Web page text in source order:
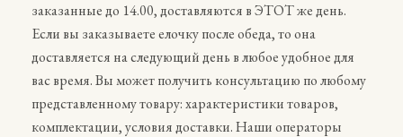
заказанные до 14.00, доставляются в ЭТОТ же день.
Если вы заказываете елочку после обеда, то она
доставляется на следующий день в любое удобное для
вас время. Вы может получить консультацию по любому
представленному товару: характеристики товаров,
комплектации, условия доставки. Наши операторы